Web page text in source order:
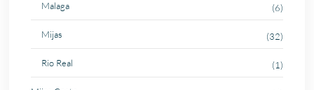
Malaga (6)
Mijas (32)
Rio Real (1)